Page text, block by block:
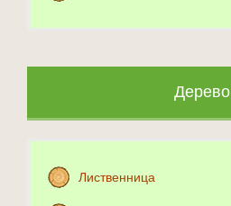
Дерево
Лиственница